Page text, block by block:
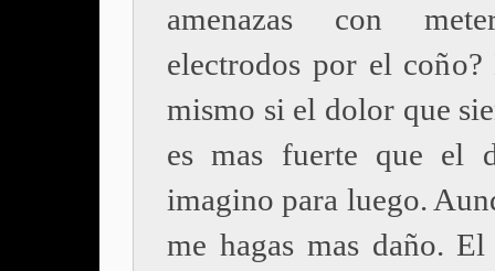
amenazas con
electrodos por el
mismo si el dolor que
es mas fuerte que el
imagino para luego.
me hagas mas daño.